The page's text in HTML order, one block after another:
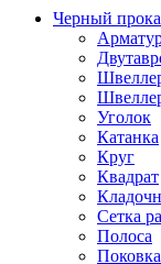
Черный
Уголок
Катанка
Круг
Квадрат
Сетка
Полоса
Поковка